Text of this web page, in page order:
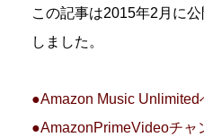
この記事は2015年2月に
しました。
●Amazon Music Unlimited
●AmazonPrimeVideoチャ